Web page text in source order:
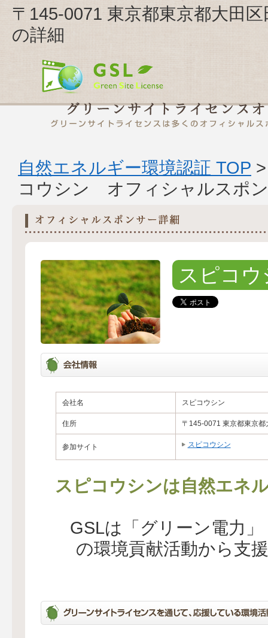
〒145-0071 東京都東京都大田
の詳細
自然エネルギー環境認証 TOP
コウシン オフィシャルスポ
スピコウ
会社名 スピコウシン
住所 〒145-0071 東京都東京
参加サイト スピコウシン
スピコウシンは自然エネ
GSLは「グリーン電力
の環境貢献活動から支